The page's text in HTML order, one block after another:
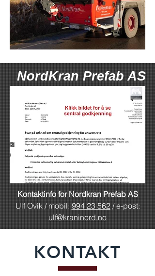
NordKran Prefab AS
Kontaktinfo for Nordkran Prefab AS
Ulf Ovik / mobil: 994 23 562/ e-post:
ulf@kraninord.no
KONTAKT